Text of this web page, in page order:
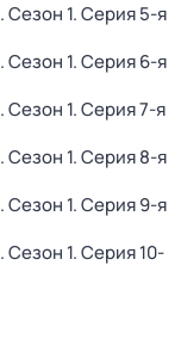
. Сезон 1. Серия 5-я
. Сезон 1. Серия 6-я
. Сезон 1. Серия 7-я
. Сезон 1. Серия 8-я
. Сезон 1. Серия 9-я
. Сезон 1. Серия 10-